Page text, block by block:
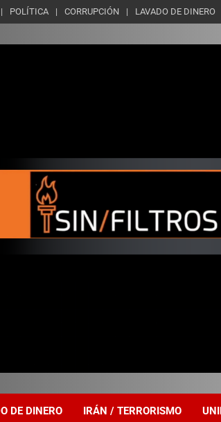
POLÍTICA CORRUPCIÓN LAVADO DE DINERO
DE DINERO IRÁN / TERRORISMO